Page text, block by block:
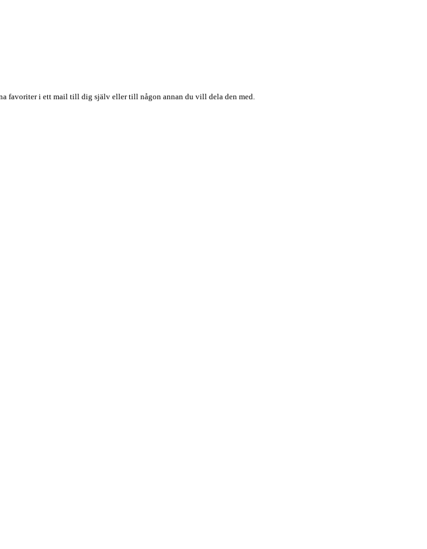
favoriter i ett mail till dig själv eller till någon annan du vill dela den med.